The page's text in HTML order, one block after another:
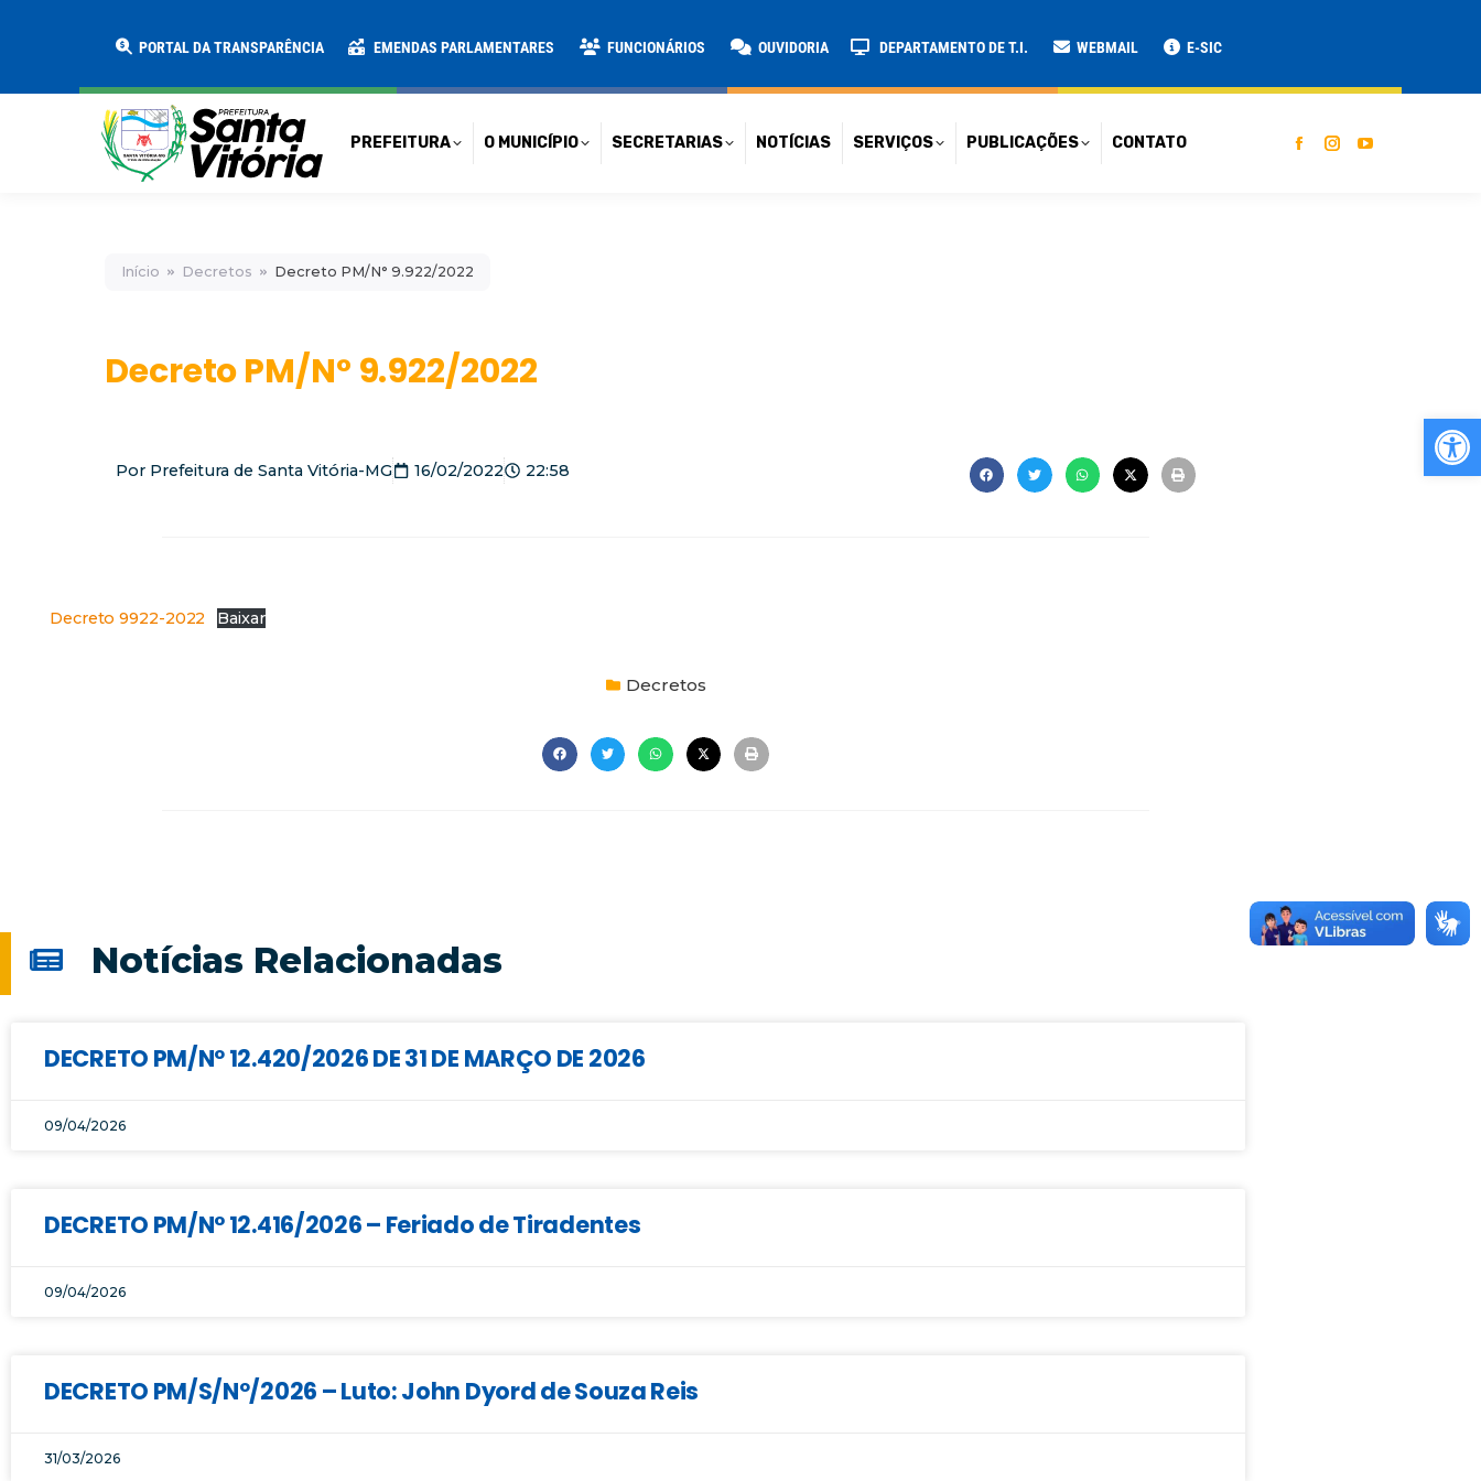
PORTAL DA TRANSPARÊNCIA EMENDAS PARLAMENTARES FUNCIONÁRIOS OUVIDORIA DEPARTAMENTO DE T.I. WEBMAIL E-SIC
PREFEITURA O MUNICÍPIO SECRETARIAS NOTÍCIAS SERVIÇOS PUBLICAÇÕES CONTATO
Início Decretos Decreto PM/N° 9.922/2022
Decreto PM/N° 9.922/2022
Por Prefeitura de Santa Vitória-MG 16/02/2022 22:58
Decreto 9922-2022 Baixar
Decretos
Notícias Relacionadas
DECRETO PM/Nº 12.420/2026 DE 31 DE MARÇO DE 2026
09/04/2026
DECRETO PM/N° 12.416/2026 – Feriado de Tiradentes
09/04/2026
DECRETO PM/S/Nº/2026 – Luto: John Dyord de Souza Reis
31/03/2026